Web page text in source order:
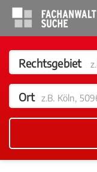
Rechtsgebiet
Ort z.B. Köln,